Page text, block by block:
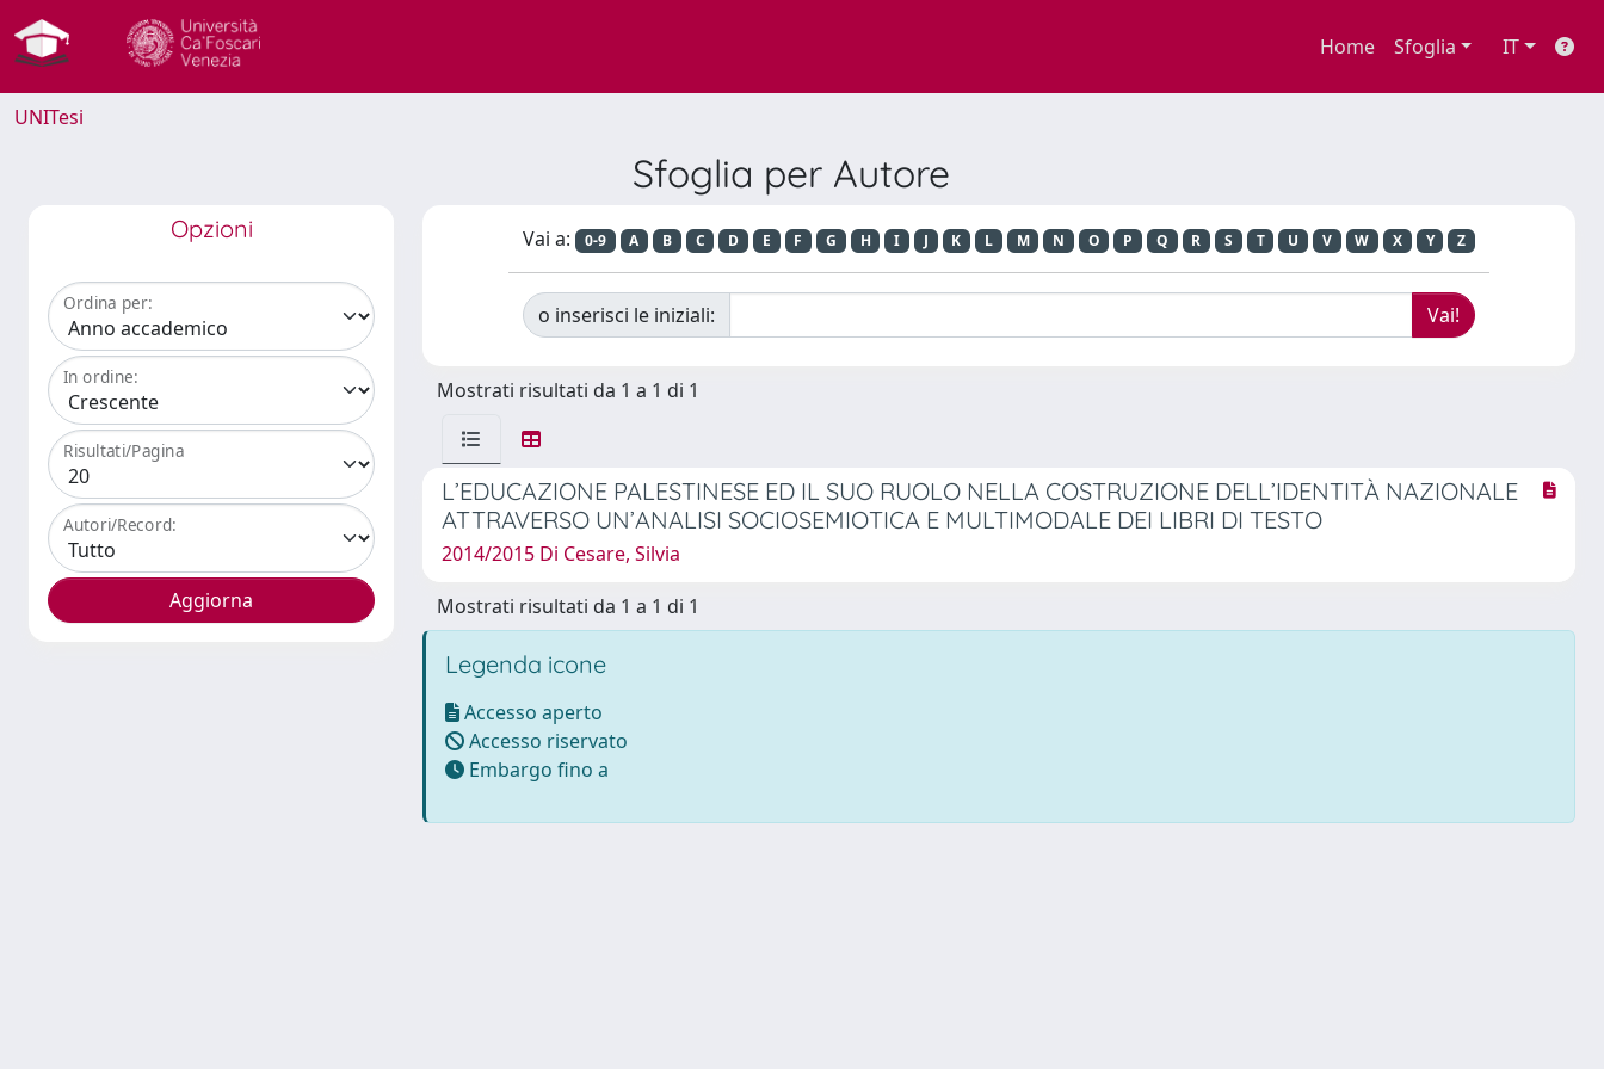
Home Sfoglia IT
UNITesi
Sfoglia per Autore
Opzioni
Ordina per:
In ordine:
Risultati/Pagina
Autori/Record:
Vai a: 0-9 A B C D E F G H I J K L M N O P Q R S T U V W X Y Z
o inserisci le iniziali:
Mostrati risultati da 1 a 1 di 1
L’EDUCAZIONE PALESTINESE ED IL SUO RUOLO NELLA COSTRUZIONE DELL’IDENTITÀ NAZIONALE
ATTRAVERSO UN’ANALISI SOCIOSEMIOTICA E MULTIMODALE DEI LIBRI DI TESTO
2014/2015 Di Cesare, Silvia
Mostrati risultati da 1 a 1 di 1
Legenda icone
Accesso aperto
Accesso riservato
Embargo fino a